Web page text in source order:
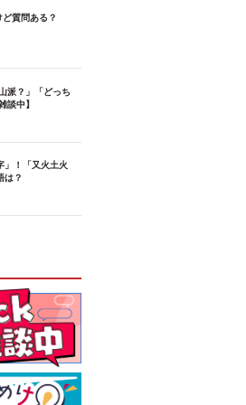
質問ある？
派？」「どっち
談中】
」！「又火土火
は？